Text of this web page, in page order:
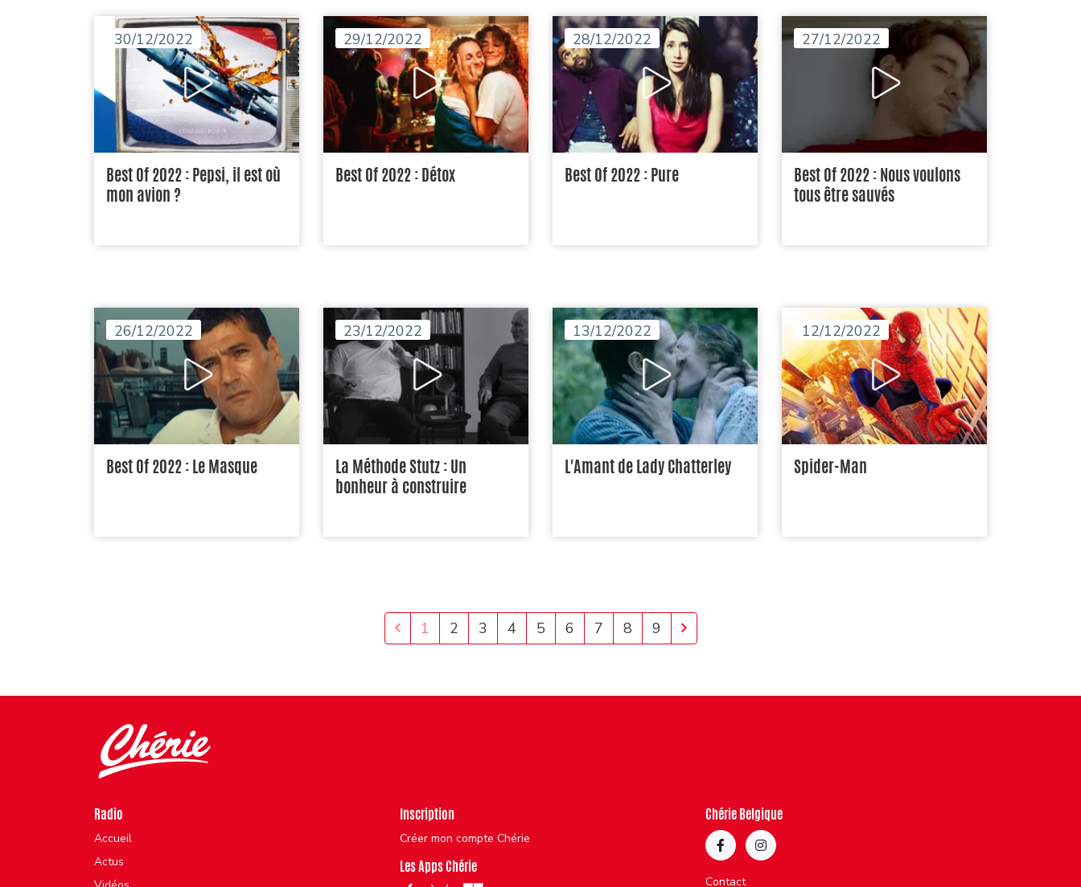
30/12/2022
Best Of 2022 : Pepsi, il est où
mon avion ?
29/12/2022
Best Of 2022 : Détox
28/12/2022
Best Of 2022 : Pure
27/12/2022
Best Of 2022 : Nous voulons
tous être sauvés
26/12/2022
Best Of 2022 : Le Masque
23/12/2022
La Méthode Stutz : Un
bonheur à construire
13/12/2022
L'Amant de Lady Chatterley
12/12/2022
Spider-Man
1 2 3 4 5 6 7 8 9
Radio
Accueil
Actus
Inscription
Créer mon compte Chérie
Les Apps Chérie
Chérie Belgique
Contact